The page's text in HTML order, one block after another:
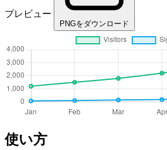
プレビュー
PNGをダウンロード
使い方